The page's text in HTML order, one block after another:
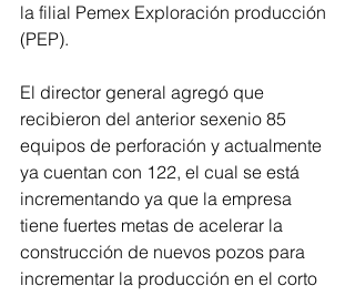
la filial Pemex Exploración producción
(PEP).
El director general agregó que
recibieron del anterior sexenio 85
equipos de perforación y actualmente
ya cuentan con 122, el cual se está
incrementando ya que la empresa
tiene fuertes metas de acelerar la
construcción de nuevos pozos para
incrementar la producción en el corto